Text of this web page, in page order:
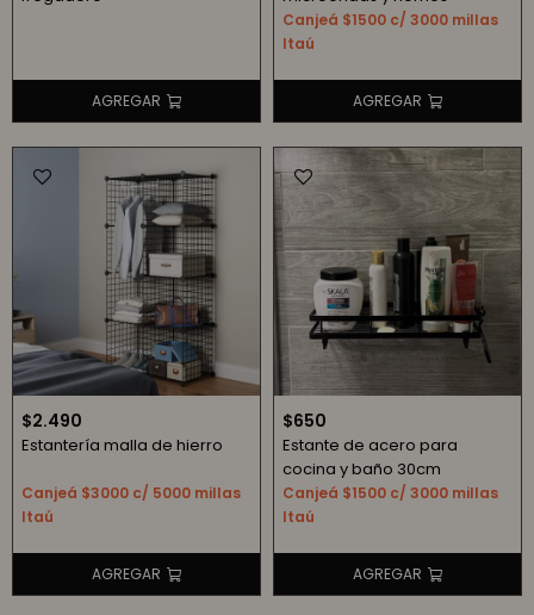
Canjeá $1500 c/ 3000 millas
Itaú
$2.490
Estantería malla de hierro
Canjeá $3000 c/ 5000 millas
Itaú
$650
Estante de acero para
cocina y baño 30cm
Canjeá $1500 c/ 3000 millas
Itaú